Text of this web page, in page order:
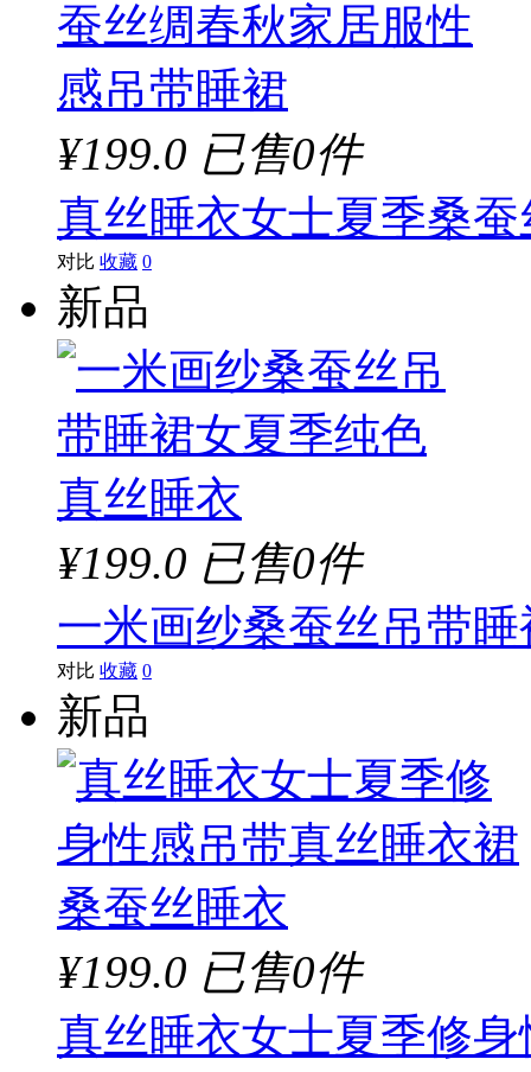
¥199.0 已售0件
真丝睡衣女士夏季桑
对比 收藏 0
新品
¥199.0 已售0件
一米画纱桑蚕丝吊带
对比 收藏 0
新品
¥199.0 已售0件
真丝睡衣女士夏季修